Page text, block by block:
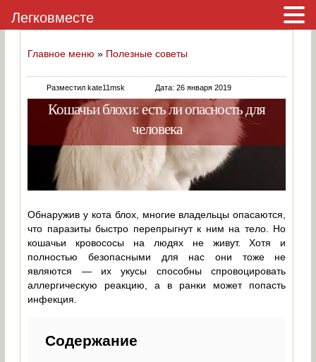
Главное меню » Полезные советы
Разместил kate11msk Дата: 26 января 2019
Кошачьи блохи: есть ли опасность для
человека
Обнаружив у кота блох, многие владельцы опасаются,
что паразиты быстро перепрыгнут к ним на тело. Но
кошачьи кровососы на людях не живут. Хотя и
полностью безопасными для нас они тоже не
являются — их укусы способны спровоцировать
аллергическую реакцию, а в ранки может попасть
инфекция.
Содержание
Легковместе